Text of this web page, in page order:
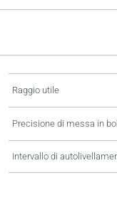
Raggio utile
Precisione di messa in
Intervallo di